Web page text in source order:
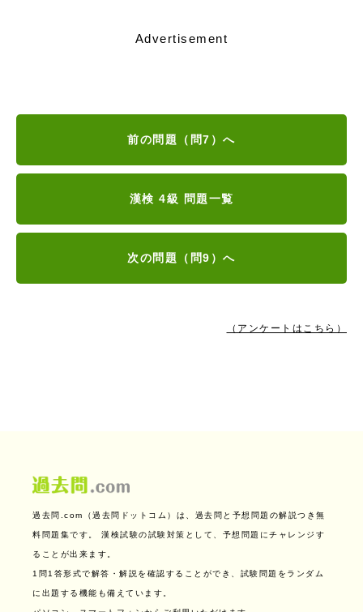
Advertisement
前の問題（問7）へ
漢検 4級 問題一覧
次の問題（問9）へ
（アンケートはこちら）
過去問.com（過去問ドットコム）は、過去問と予想問題の解説つき無
料問題集です。 漢検試験の試験対策として、予想問題にチャレンジす
ることが出来ます。
1問1答形式で解答・解説を確認することができ、試験問題をランダム
に出題する機能も備えています。